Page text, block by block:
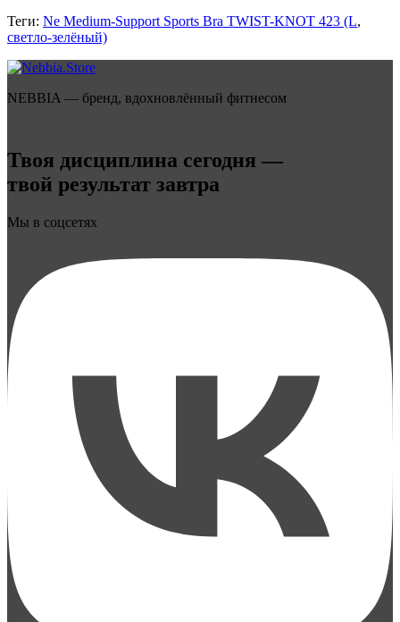
Теги: Ne Medium-Support Sports Bra TWIST-KNOT 423 (L,
светло-зелёный)
NEBBIA — бренд, вдохновлённый фитнесом
Твоя дисциплина сегодня —
твой результат завтра
Мы в соцсетях